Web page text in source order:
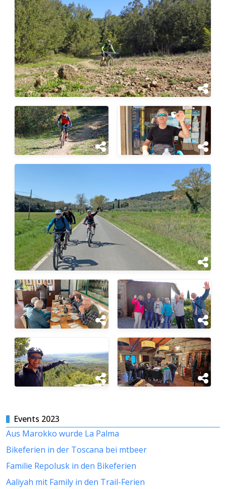
Events 2023
Aus Marokko wurde La Palma
Bikeferien in der Toscana bei mtbeer
Familie Repolusk in den Bikeferien
Aaliyah mit Family in den Trail-Ferien